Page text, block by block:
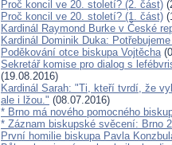
Proč koncil ve 20. století? (2. část)
Proč koncil ve 20. století? (1. část)
Kardinál Raymond Burke v České
Kardinál Dominik Duka:
Poděkování otce biskupa Vojtěcha
Sekretář komise pro dialog s
(19.08.2016)
Kardinál Sarah: "Ti, kteří tvrdí, že
ale i lžou." (08.07.2016)
* Brno má nového pomocného
* Záznam biskupské svěcení: Brno
První homilie biskupa Pavla